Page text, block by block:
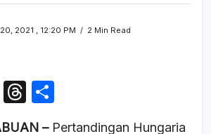
2021 , 12:20 PM
2 Min Read
X
T
– Pertandingan Hungaria